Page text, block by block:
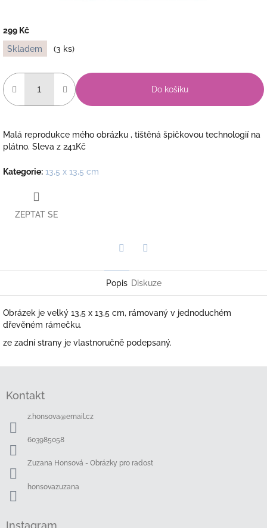
299 Kč
Měrná
cena:
Skladem (3 ks)
Do košíku
Malá reprodukce mého obrázku , tištěná špičkovou technologií na
plátno. Sleva z 241Kč
Kategorie: 13,5 x 13,5 cm
ZEPTAT SE
Popis Diskuze
Obrázek je velký 13,5 x 13,5 cm, rámovaný v jednoduchém
dřevěném rámečku.
ze zadní strany je vlastnoručně podepsaný.
Kontakt
z.honsova@email.cz
603985058
Zuzana Honsová - Obrázky pro radost
honsovazuzana
Instagram